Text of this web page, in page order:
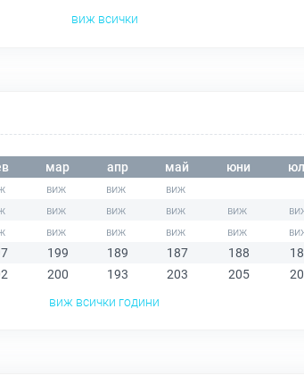
виж всички
мар апр май юни
199 189 187 188
200 193 203 205
виж всички години